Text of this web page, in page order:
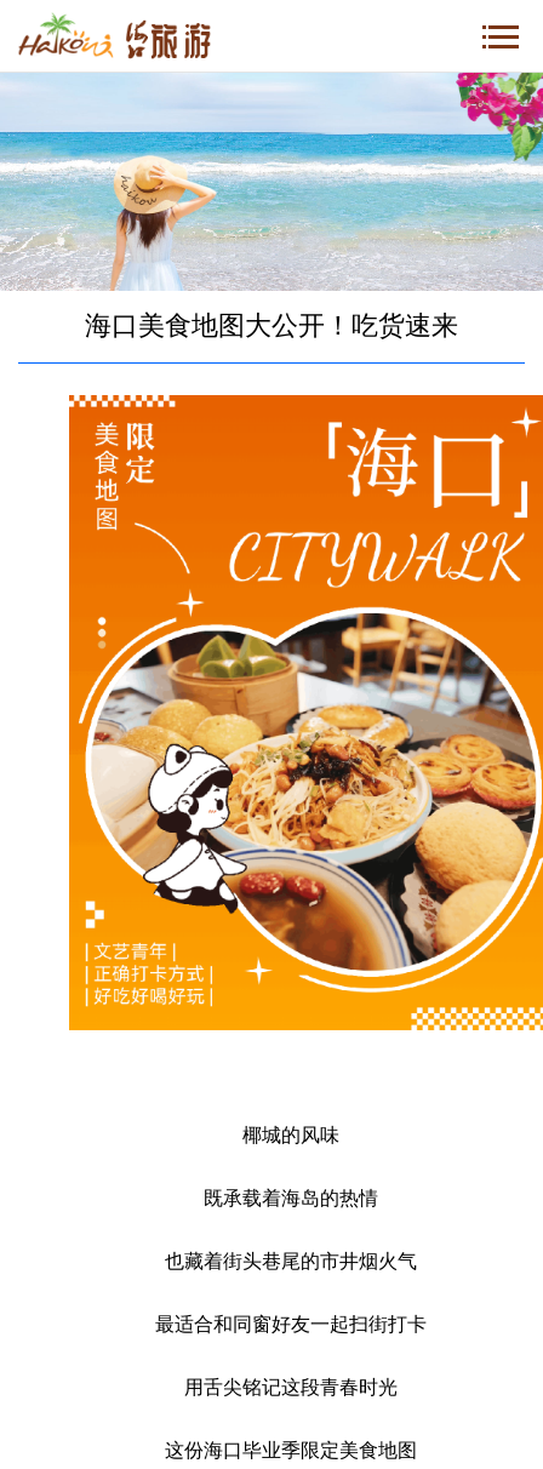
海口美食地图大公开！吃货速来
椰城的风味
既承载着海岛的热情
也藏着街头巷尾的市井烟火气
最适合和同窗好友一起扫街打卡
用舌尖铭记这段青春时光
这份海口毕业季限定美食地图